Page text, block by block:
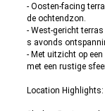
- Oosten-facing
de ochtendzon.
- West-gericht
s avonds
- Met uitzicht op
met een rustige
Location Highlights: